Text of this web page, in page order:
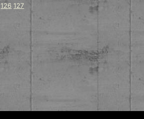
126 127